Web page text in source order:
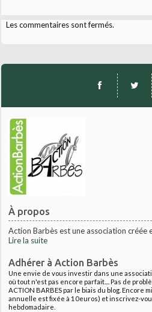
À propos
Action Barbès est une association créée
Lire la suite
Adhérer à Action Barbès
Une envie de vous investir dans une
où tout n'est pas encore parfait.... Pas de
ACTION BARBES par le biais du blog. Encore
annuelle est fixée à 10euros) et inscrivez-
hebdomadaire.
Les commentaires sont fermés.